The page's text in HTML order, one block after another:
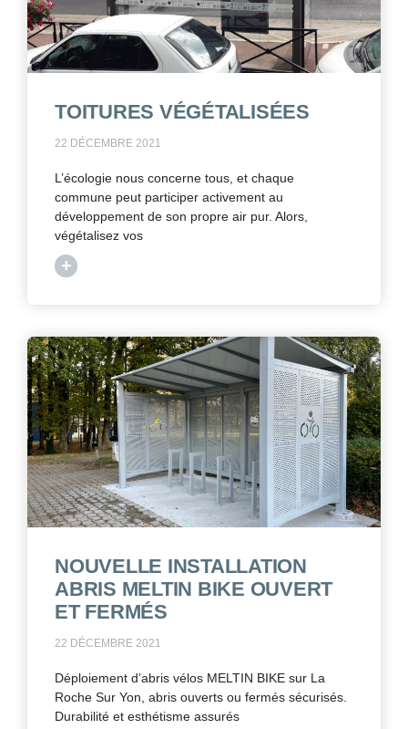
TOITURES VÉGÉTALISÉES
22 DÉCEMBRE 2021
L’écologie nous concerne tous, et chaque
commune peut participer activement au
développement de son propre air pur. Alors,
végétalisez vos
+
NOUVELLE INSTALLATION
ABRIS MELTIN BIKE OUVERT
ET FERMÉS
22 DÉCEMBRE 2021
Déploiement d’abris vélos MELTIN BIKE sur La
Roche Sur Yon, abris ouverts ou fermés sécurisés.
Durabilité et esthétisme assurés